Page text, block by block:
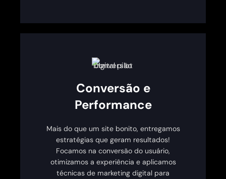
Conversão e
Performance
Mais do que um site bonito, entregamos
estratégias que geram resultados!
Focamos na conversão do usuário,
otimizamos a experiência e aplicamos
técnicas de marketing digital para